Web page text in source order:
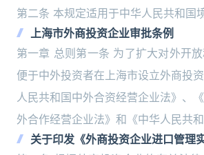
第二条 本规定适用于中华人民共和国
上海市外商投资企业审批条例
第一章 总则第一条 为了扩大对外开放
便于中外投资者在上海市设立外商投
人民共和国中外合资经营企业法》、
外合作经营企业法》和《中华人民共
关于印发《外商投资企业进口管理